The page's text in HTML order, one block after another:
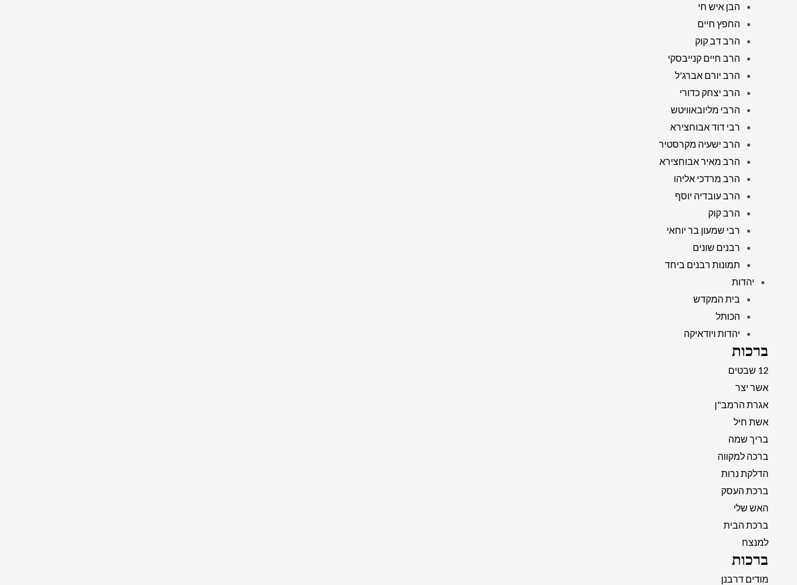
הבן איש חי
החפץ חיים
הרב דב קוק
הרב חיים קנייבסקי
הרב יורם אברג'ל
הרב יצחק כדורי
הרבי מליובאוויטש
רבי דוד אבוחצירא
הרב ישעיה מקרסטיר
הרב מאיר אבוחצירא
הרב מרדכי אליהו
הרב עובדיה יוסף
הרב קוק
רבי שמעון בר יוחאי
רבנים שונים
תמונות רבנים ביחד
יהדות
בית המקדש
הכותל
יהדות ויודאיקה
ברכות
12 שבטים
אשר יצר
אגרת הרמב"ן
אשת חיל
בריך שמה
ברכה למקווה
הדלקת נרות
ברכת העסק
האש שלי
ברכת הבית
למנצח
ברכות
מודים דרבנן